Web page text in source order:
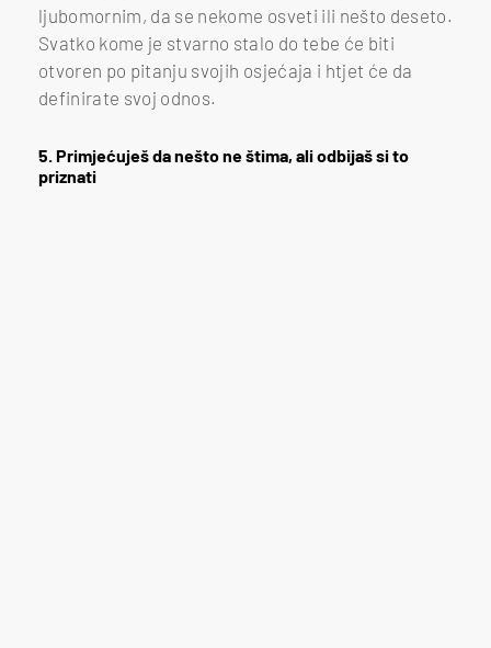
ljubomornim, da se nekome osveti ili nešto deseto.
Svatko kome je stvarno stalo do tebe će biti
otvoren po pitanju svojih osjećaja i htjet će da
definirate svoj odnos.
5. Primjećuješ da nešto ne štima, ali odbijaš si to
priznati